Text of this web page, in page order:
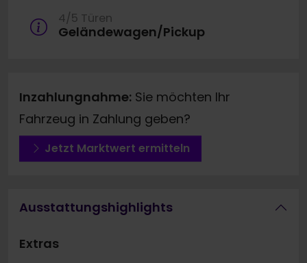
4/5 Türen
Geländewagen/Pickup
Inzahlungnahme: Sie möchten Ihr
Fahrzeug in Zahlung geben?
Jetzt Marktwert ermitteln
Ausstattungshighlights
Extras